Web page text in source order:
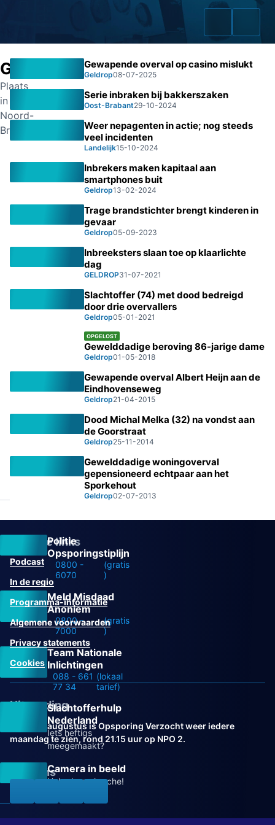
Home
Zaken
Fraudeurs
Opsporingslijst
Cold Cases
Tip doorgeven
Volg ons
Geldrop
Plaats
in
Noord-
Brabant
Gewapende overval op casino mislukt
Geldrop08-07-2025
Serie inbraken bij bakkerszaken
Oost-Brabant29-10-2024
Weer nepagenten in actie; nog steeds
veel incidenten
Landelijk15-10-2024
Inbrekers maken kapitaal aan
smartphones buit
Geldrop13-02-2024
Trage brandstichter brengt kinderen in
gevaar
Geldrop05-09-2023
Inbreeksters slaan toe op klaarlichte
dag
GELDROP31-07-2021
Slachtoffer (74) met dood bedreigd
door drie overvallers
Geldrop05-01-2021
OPGELOST
Gewelddadige beroving 86-jarige dame
Geldrop01-05-2018
Gewapende overval Albert Heijn aan de
Eindhovenseweg
Geldrop21-04-2015
Dood Michal Melka (32) na vondst aan
de Goorstraat
Geldrop25-11-2014
Gewelddadige woningoverval
gepensioneerd echtpaar aan het
Sporkehout
Geldrop02-07-2013
Politie
Opsporingstiplijn
0800 -
6070
(gratis
)
Meld Misdaad
Anoniem
0800 -
7000
(gratis
)
Team Nationale
Inlichtingen
088 - 661
77 34
(lokaal
tarief)
Slachtofferhulp
Nederland
Iets heftigs
meegemaakt?
Camera in beeld
Help de recherche!
Overige links
Podcast
In de regio
Programma-informatie
Algemene voorwaarden
Privacy statements
Cookies
Uitzending
Vanaf 31 augustus is Opsporing Verzocht weer iedere
maandag te zien, rond 21.15 uur op NPO 2.
Volg ons